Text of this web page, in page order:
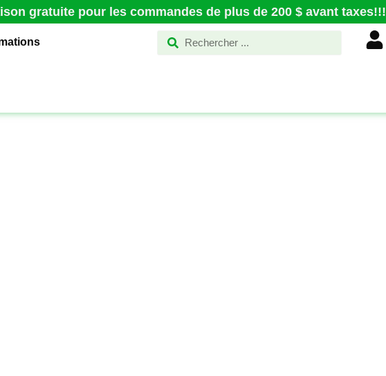
gratuite pour les commandes de plus de 200 $ avant taxes!!!